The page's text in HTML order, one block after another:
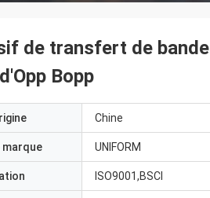
de transfert de bande
Bopp
Chine
marque UNIFORM
ISO9001,BSCI